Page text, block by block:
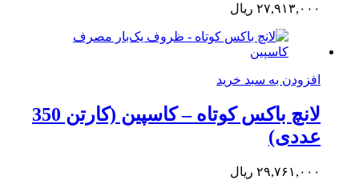
۲۷,۹۱۳,۰۰۰ ریال
افزودن به سبد خرید
لانچ باکس کوتاه – کاسپین (کارتن 350
عددی)
۲۹,۷۶۱,۰۰۰ ریال